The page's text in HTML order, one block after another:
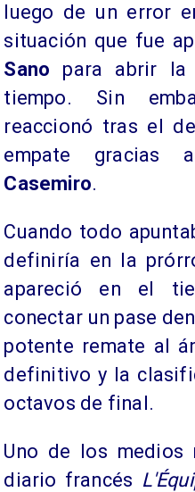
luego de un error
situación que fue
Sano para abrir la
tiempo. Sin
reaccionó tras el
empate gracias
Casemiro.
Cuando todo
definiría en la
apareció en el
conectar un pase
potente remate al
definitivo y la
octavos de final.
Uno de los medios
diario francés